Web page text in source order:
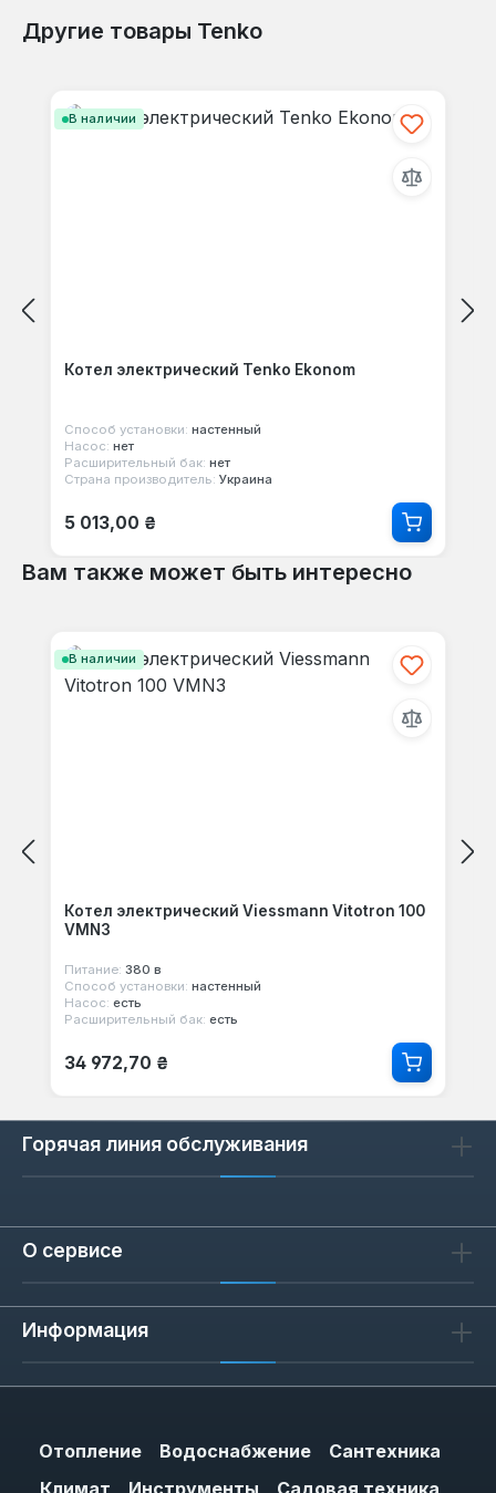
Другие товары Tenko
В наличии
Котел электрический Tenko Ekonom
Способ установки: настенный
Насос: нет
Расширительный бак: нет
Страна производитель: Украина
Обычная цена:
5 013,00 ₴
Вам также может быть интересно
В наличии
Котел электрический Viessmann Vitotron 100
VMN3
Питание: 380 в
Способ установки: настенный
Насос: есть
Расширительный бак: есть
Обычная цена:
34 972,70 ₴
Горячая линия обслуживания
О сервисе
Информация
Отопление Водоснабжение
Сантехника
Климат
Инструменты Садовая техника